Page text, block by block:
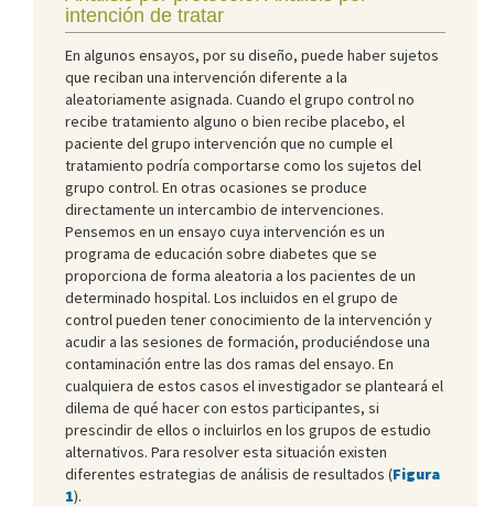
intención de tratar
En algunos ensayos, por su diseño, puede haber sujetos
que reciban una intervención diferente a la
aleatoriamente asignada. Cuando el grupo control no
recibe tratamiento alguno o bien recibe placebo, el
paciente del grupo intervención que no cumple el
tratamiento podría comportarse como los sujetos del
grupo control. En otras ocasiones se produce
directamente un intercambio de intervenciones.
Pensemos en un ensayo cuya intervención es un
programa de educación sobre diabetes que se
proporciona de forma aleatoria a los pacientes de un
determinado hospital. Los incluidos en el grupo de
control pueden tener conocimiento de la intervención y
acudir a las sesiones de formación, produciéndose una
contaminación entre las dos ramas del ensayo. En
cualquiera de estos casos el investigador se planteará el
dilema de qué hacer con estos participantes, si
prescindir de ellos o incluirlos en los grupos de estudio
alternativos. Para resolver esta situación existen
diferentes estrategias de análisis de resultados (Figura
1).